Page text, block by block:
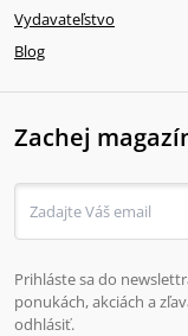
Vydavateľstvo
Blog
Zachej
Prihláste sa do
ponukách, akciách a
odhlásiť.